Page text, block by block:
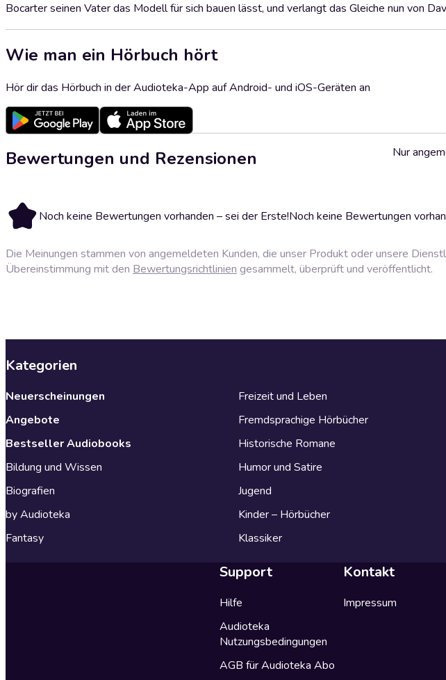
Bocarter seinen Vater das Modell für sich bauen lässt, und verlangt das Gleiche nun von
Wie man ein Hörbuch hört
Hör dir das Hörbuch in der Audioteka-App auf Android- und iOS-Geräten an
Bewertungen und Rezensionen
Noch keine Bewertungen vorhanden – sei der Erste!Noch keine Bewertungen
Nur
Die Meinungen stammen von angemeldeten Kunden, die unser Produkt oder unsere
Übereinstimmung mit den Bewertungsrichtlinien gesammelt, überprüft und veröffentlicht.
Kategorien
Neuerscheinungen
Angebote
Bestseller Audiobooks
Bildung und Wissen
Biografien
by Audioteka
Fantasy
Freizeit und Leben
Fremdsprachige Hörbücher
Historische Romane
Humor und Satire
Jugend
Kinder – Hörbücher
Klassiker
Support
Hilfe
Audioteka
Nutzungsbedingungen
AGB für Audioteka Abo
Kontakt
Impressum